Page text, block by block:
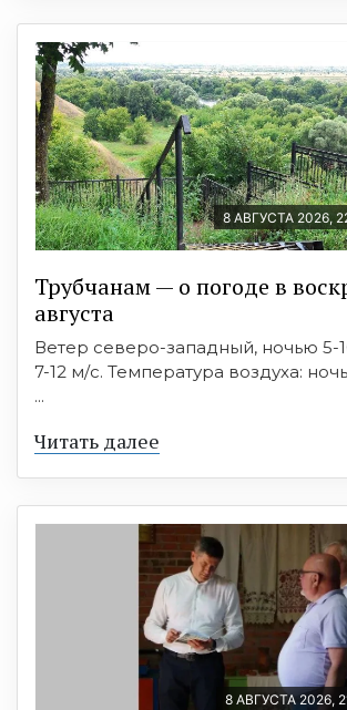
8 АВГУСТА 2026,
Трубчанам — о погоде в
августа
Ветер северо-западный, ночью 5-
7-12 м/с. Температура воздуха:
...
Читать далее
8 АВГУСТА 2026,